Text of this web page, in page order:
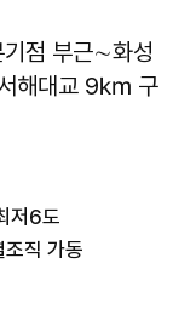
기점 부근∼화성
해대교 9㎞ 구
저6도
직 가동